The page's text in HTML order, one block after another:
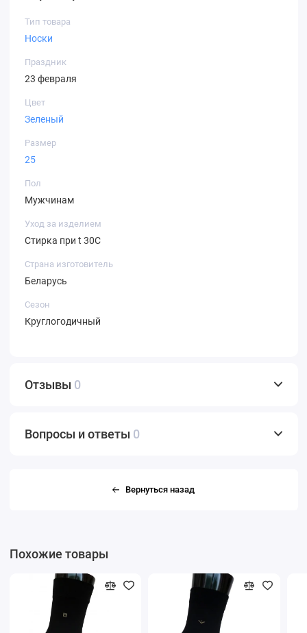
Тип товара
Носки
Праздник
23 февраля
Цвет
Зеленый
Размер
25
Пол
Мужчинам
Уход за изделием
Стирка при t 30С
Страна изготовитель
Беларусь
Сезон
Круглогодичный
Отзывы 0
Вопросы и ответы 0
Вернуться назад
Похожие товары